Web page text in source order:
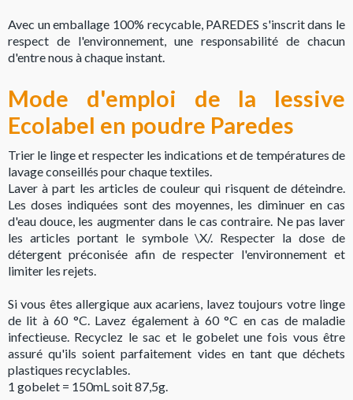
Avec un emballage 100% recycable, PAREDES s'inscrit dans le
respect de l'environnement, une responsabilité de chacun
d'entre nous à chaque instant.
Mode d'emploi de la lessive
Ecolabel en poudre Paredes
Trier le linge et respecter les indications et de températures de
lavage conseillés pour chaque textiles.
Laver à part les articles de couleur qui risquent de déteindre.
Les doses indiquées sont des moyennes, les diminuer en cas
d'eau douce, les augmenter dans le cas contraire. Ne pas laver
les articles portant le symbole \X/. Respecter la dose de
détergent préconisée afin de respecter l'environnement et
limiter les rejets.
Si vous êtes allergique aux acariens, lavez toujours votre linge
de lit à 60 °C. Lavez également à 60 °C en cas de maladie
infectieuse. Recyclez le sac et le gobelet une fois vous être
assuré qu'ils soient parfaitement vides en tant que déchets
plastiques recyclables.
1 gobelet = 150mL soit 87,5g.